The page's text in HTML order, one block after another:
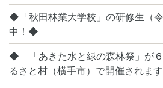
◆「秋田林業大学校」の研修生（
中！◆
◆ 「あきた水と緑の森林祭」が
るさと村（横手市）で開催されま